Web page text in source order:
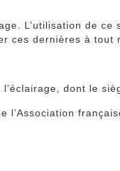
L’utilisation de
ces dernières à
dont le